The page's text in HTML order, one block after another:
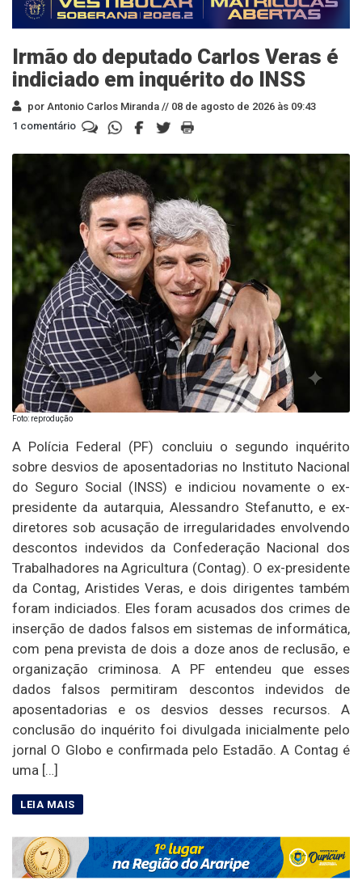
Irmão do deputado Carlos Veras é
indiciado em inquérito do INSS
por Antonio Carlos Miranda // 08 de agosto de 2026 às 09:43
1 comentário
Foto: reprodução
A Polícia Federal (PF) concluiu o segundo inquérito
sobre desvios de aposentadorias no Instituto Nacional
do Seguro Social (INSS) e indiciou novamente o ex-
presidente da autarquia, Alessandro Stefanutto, e ex-
diretores sob acusação de irregularidades envolvendo
descontos indevidos da Confederação Nacional dos
Trabalhadores na Agricultura (Contag). O ex-presidente
da Contag, Aristides Veras, e dois dirigentes também
foram indiciados. Eles foram acusados dos crimes de
inserção de dados falsos em sistemas de informática,
com pena prevista de dois a doze anos de reclusão, e
organização criminosa. A PF entendeu que esses
dados falsos permitiram descontos indevidos de
aposentadorias e os desvios desses recursos. A
conclusão do inquérito foi divulgada inicialmente pelo
jornal O Globo e confirmada pelo Estadão. A Contag é
uma […]